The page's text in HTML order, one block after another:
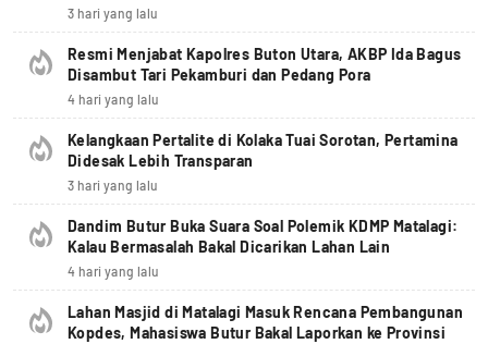
3 hari yang lalu
Resmi Menjabat Kapolres Buton Utara, AKBP Ida Bagus
Disambut Tari Pekamburi dan Pedang Pora
4 hari yang lalu
Kelangkaan Pertalite di Kolaka Tuai Sorotan, Pertamina
Didesak Lebih Transparan
3 hari yang lalu
Dandim Butur Buka Suara Soal Polemik KDMP Matalagi:
Kalau Bermasalah Bakal Dicarikan Lahan Lain
4 hari yang lalu
Lahan Masjid di Matalagi Masuk Rencana Pembangunan
Kopdes, Mahasiswa Butur Bakal Laporkan ke Provinsi